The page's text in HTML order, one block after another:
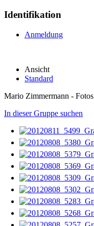
Identifikation
Anmeldung
Ansicht
Standard
Mario Zimmermann - Fotos
In dieser Gruppe suchen